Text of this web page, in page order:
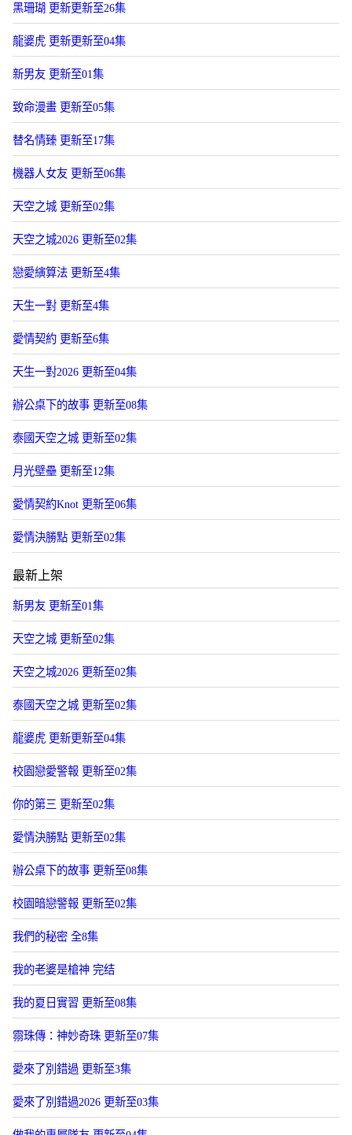
黑珊瑚 更新更新至26集
龍婆虎 更新更新至04集
新男友 更新至01集
致命漫畫 更新至05集
替名情臻 更新至17集
機器人女友 更新至06集
天空之城 更新至02集
天空之城2026 更新至02集
戀愛縯算法 更新至4集
天生一對 更新至4集
愛情契約 更新至6集
天生一對2026 更新至04集
辦公桌下的故事 更新至08集
泰國天空之城 更新至02集
月光壁壘 更新至12集
愛情契約Knot 更新至06集
愛情決勝點 更新至02集
最新上架
新男友 更新至01集
天空之城 更新至02集
天空之城2026 更新至02集
泰國天空之城 更新至02集
龍婆虎 更新更新至04集
校園戀愛警報 更新至02集
你的第三 更新至02集
愛情決勝點 更新至02集
辦公桌下的故事 更新至08集
校園暗戀警報 更新至02集
我們的秘密 全8集
我的老婆是槍神 完结
我的夏日實習 更新至08集
霛珠傳：神妙奇珠 更新至07集
愛來了別錯過 更新至3集
愛來了別錯過2026 更新至03集